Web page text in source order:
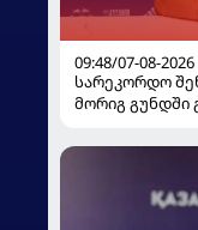
09:48/07-08-2026
სარეკორდო
მორიგ გუნდში